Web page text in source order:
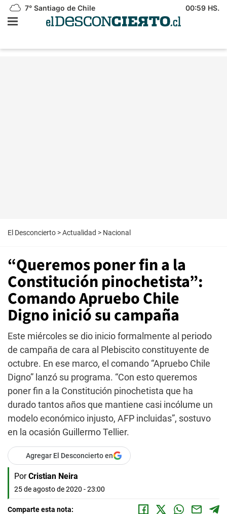
7° Santiago de Chile 00:59 HS.
El Desconcierto >Actualidad > Nacional
“Queremos poner fin a la
Constitución pinochetista”:
Comando Apruebo Chile
Digno inició su campaña
Este miércoles se dio inicio formalmente al periodo
de campaña de cara al Plebiscito constituyente de
octubre. En ese marco, el comando “Apruebo Chile
Digno” lanzó su programa. “Con esto queremos
poner fin a la Constitución pinochetista que ha
durado tantos años que mantiene casi incólume un
modelo económico injusto, AFP incluidas”, sostuvo
en la ocasión Guillermo Tellier.
Agregar El Desconcierto en
Por Cristian Neira
25 de agosto de 2020 - 23:00
Comparte esta nota: